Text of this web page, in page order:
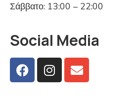
Σάββατο: 13:00 – 22:00
Social Media